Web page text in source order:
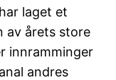
laget et
av årets store
innramminger
andres